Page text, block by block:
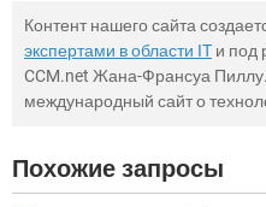
Контент нашего сайта
экспертами в области IT и под
CCM.net Жана-Франсуа
международный сайт о
Похожие запросы